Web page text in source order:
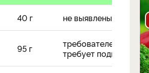
40 г не выявлены
95 г
требователен к
требует подвязки